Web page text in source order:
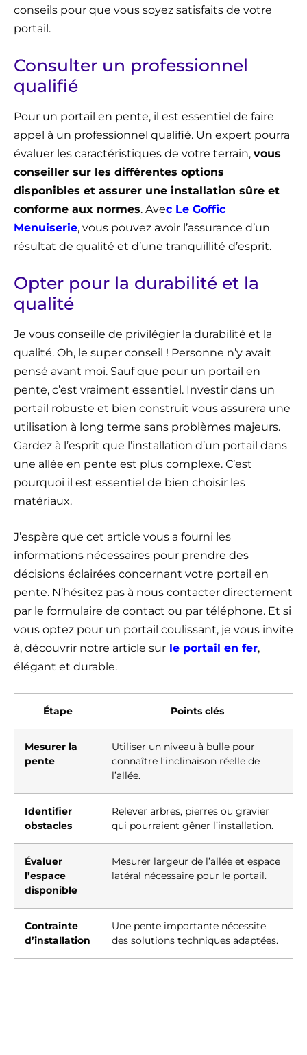
conseils pour que vous soyez satisfaits de votre
portail.
Consulter un professionnel
qualifié
Pour un portail en pente, il est essentiel de faire
appel à un professionnel qualifié. Un expert pourra
évaluer les caractéristiques de votre terrain, vous
conseiller sur les différentes options
disponibles et assurer une installation sûre et
conforme aux normes. Avec Le Goffic
Menuiserie, vous pouvez avoir l’assurance d’un
résultat de qualité et d’une tranquillité d’esprit.
Opter pour la durabilité et la
qualité
Je vous conseille de privilégier la durabilité et la
qualité. Oh, le super conseil ! Personne n’y avait
pensé avant moi. Sauf que pour un portail en
pente, c’est vraiment essentiel. Investir dans un
portail robuste et bien construit vous assurera une
utilisation à long terme sans problèmes majeurs.
Gardez à l’esprit que l’installation d’un portail dans
une allée en pente est plus complexe. C’est
pourquoi il est essentiel de bien choisir les
matériaux.
J’espère que cet article vous a fourni les
informations nécessaires pour prendre des
décisions éclairées concernant votre portail en
pente. N’hésitez pas à nous contacter directement
par le formulaire de contact ou par téléphone. Et si
vous optez pour un portail coulissant, je vous invite
à, découvrir notre article sur le portail en fer,
élégant et durable.
Étape Points clés
Mesurer la
pente
Utiliser un niveau à bulle pour
connaître l’inclinaison réelle de
l’allée.
Identifier
obstacles
Relever arbres, pierres ou gravier
qui pourraient gêner l’installation.
Évaluer
l’espace
disponible
Mesurer largeur de l’allée et espace
latéral nécessaire pour le portail.
Contrainte
d’installation
Une pente importante nécessite
des solutions techniques adaptées.